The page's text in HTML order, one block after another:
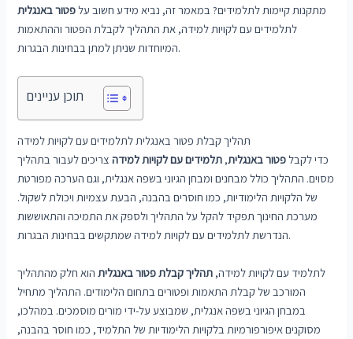
מתקנות קיימות לתלמידים? במאמר זה, נביא מידע חשוב עלפטור באנגלית
לתלמידים עם לקויות למידה, את התהליך לקבלת הפטור וההתאמות
המיוחדות שניתן למתן בבחינות הבגרות.
תוכן עניינים
תהליך קבלת פטור באנגלית לתלמידים עם לקויות למידה
כדי לקבלפטור באנגלית, תלמידים עם לקויות למידהצריכים לעבור בתהליך
מסוים. התהליך כולל מבחנים ומבחן הגיוני בשפה אנגלית, וגם הערכה מפורטת
של הלקויות הלימודיות, כמו חוסרים בהבנה, הבעת עצמיות ויכולת לשקול.
מערכת החינוך תפקיד להקל על התהליך ולספק את התמיכה והתאוששות
הנדרשת לתלמידים עם לקויות למידה שמתקשים בבחינות הבגרות.
לתלמיד עם לקויות למידה, תהליךקבלת פטור באנגליתהוא חלק מהתהליך
המורכב של קבלת התאמות ופטורים בתחום הלימודים. התהליך מתחיל
במבחן הגיוני בשפה אנגלית, שמבוצע על-ידי מורים מוסמכים. במהלכו,
מסוקנים איפורפורמיות בלקויות הלימודיות של התלמיד, כמו חוסר בהבנה,